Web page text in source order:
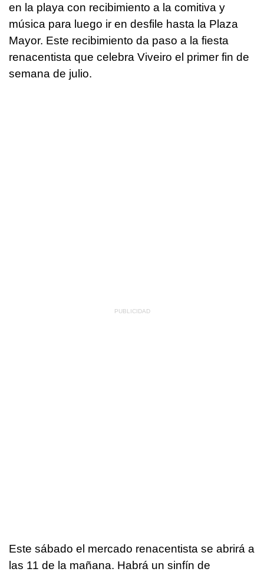
en la playa con recibimiento a la comitiva y
música para luego ir en desfile hasta la Plaza
Mayor. Este recibimiento da paso a la fiesta
renacentista que celebra Viveiro el primer fin de
semana de julio.
Este sábado el mercado renacentista se abrirá a
las 11 de la mañana. Habrá un sinfín de